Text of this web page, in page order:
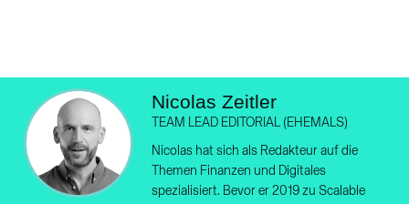
Nicolas Zeitler
TEAM LEAD EDITORIAL (EHEMALS)
Nicolas hat sich als Redakteur auf die
Themen Finanzen und Digitales
spezialisiert. Bevor er 2019 zu Scalable